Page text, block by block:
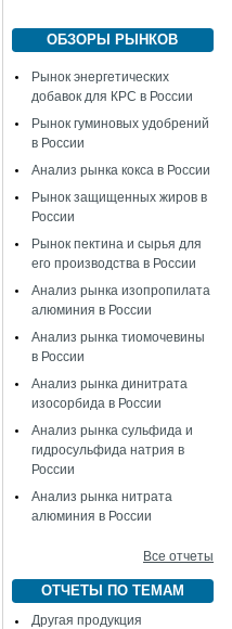
ОБЗОРЫ РЫНКОВ
Рынок энергетических
добавок для КРС в России
Рынок гуминовых удобрений
в России
Анализ рынка кокса в России
Рынок защищенных жиров в
России
Рынок пектина и сырья для
его производства в России
Анализ рынка изопропилата
алюминия в России
Анализ рынка тиомочевины
в России
Анализ рынка динитрата
изосорбида в России
Анализ рынка сульфида и
гидросульфида натрия в
России
Анализ рынка нитрата
алюминия в России
Все отчеты
ОТЧЕТЫ ПО ТЕМАМ
Другая продукция